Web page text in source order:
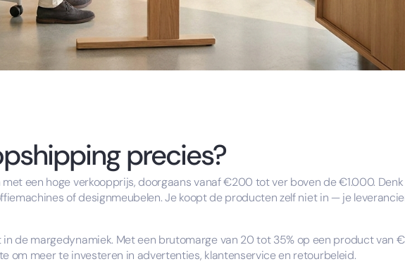
precies?
een hoge verkoopprijs, doorgaans vanaf €200 tot ver boven de €1.000.
of designmeubelen. Je koopt de producten zelf niet in — je
de margedynamiek. Met een brutomarge van 20 tot 35% op een product van
om meer te investeren in advertenties, klantenservice en retourbeleid.